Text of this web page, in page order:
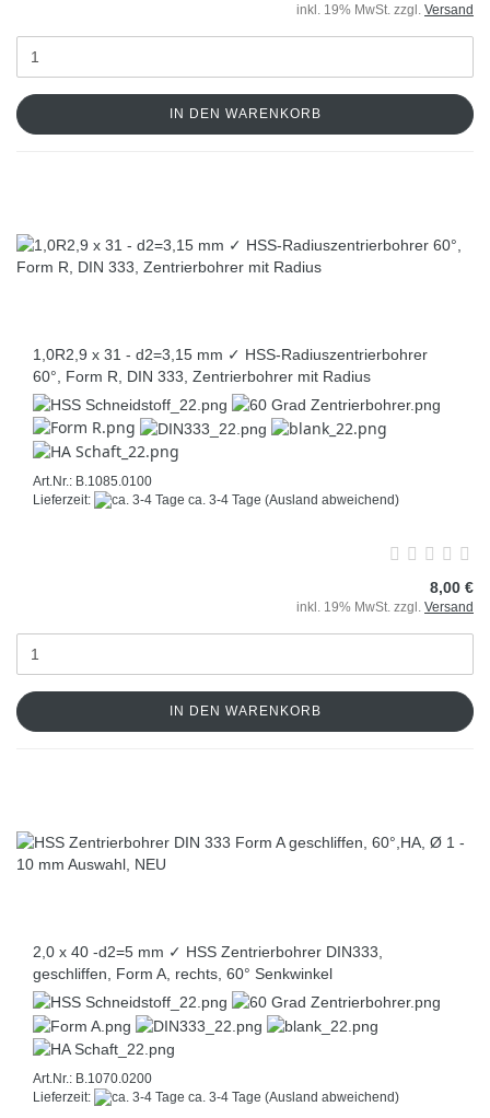
inkl. 19% MwSt. zzgl. Versand
IN DEN WARENKORB
1,0R2,9 x 31 - d2=3,15 mm ✓ HSS-Radiuszentrierbohrer
60°, Form R, DIN 333, Zentrierbohrer mit Radius
Art.Nr.: B.1085.0100
Lieferzeit:
ca. 3-4 Tage (Ausland abweichend)
8,00 €
inkl. 19% MwSt. zzgl. Versand
IN DEN WARENKORB
2,0 x 40 -d2=5 mm ✓ HSS Zentrierbohrer DIN333,
geschliffen, Form A, rechts, 60° Senkwinkel
Art.Nr.: B.1070.0200
Lieferzeit:
ca. 3-4 Tage (Ausland abweichend)